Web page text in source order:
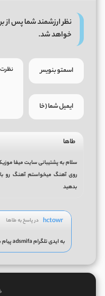
نظر ارزشمند شما پس از
خواهد شد.
طاها
سلام به پشتیبانی سایت میفا
روی آهنگ میخواستم آهنگ رو
بدهید
hctowr در پاسخ به طاها
به ایدی تلگرام adsmifa پیام بدید